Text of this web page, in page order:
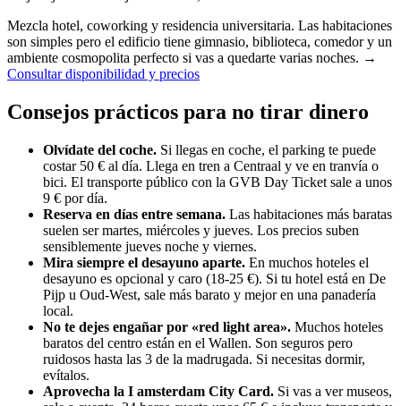
Mezcla hotel, coworking y residencia universitaria. Las habitaciones
son simples pero el edificio tiene gimnasio, biblioteca, comedor y un
ambiente cosmopolita perfecto si vas a quedarte varias noches. →
Consultar disponibilidad y precios
Consejos prácticos para no tirar dinero
Olvídate del coche. Si llegas en coche, el parking te puede
costar 50 € al día. Llega en tren a Centraal y ve en tranvía o
bici. El transporte público con la GVB Day Ticket sale a unos
9 € por día.
Reserva en días entre semana. Las habitaciones más baratas
suelen ser martes, miércoles y jueves. Los precios suben
sensiblemente jueves noche y viernes.
Mira siempre el desayuno aparte. En muchos hoteles el
desayuno es opcional y caro (18-25 €). Si tu hotel está en De
Pijp u Oud-West, sale más barato y mejor en una panadería
local.
No te dejes engañar por «red light area». Muchos hoteles
baratos del centro están en el Wallen. Son seguros pero
ruidosos hasta las 3 de la madrugada. Si necesitas dormir,
evítalos.
Aprovecha la I amsterdam City Card. Si vas a ver museos,